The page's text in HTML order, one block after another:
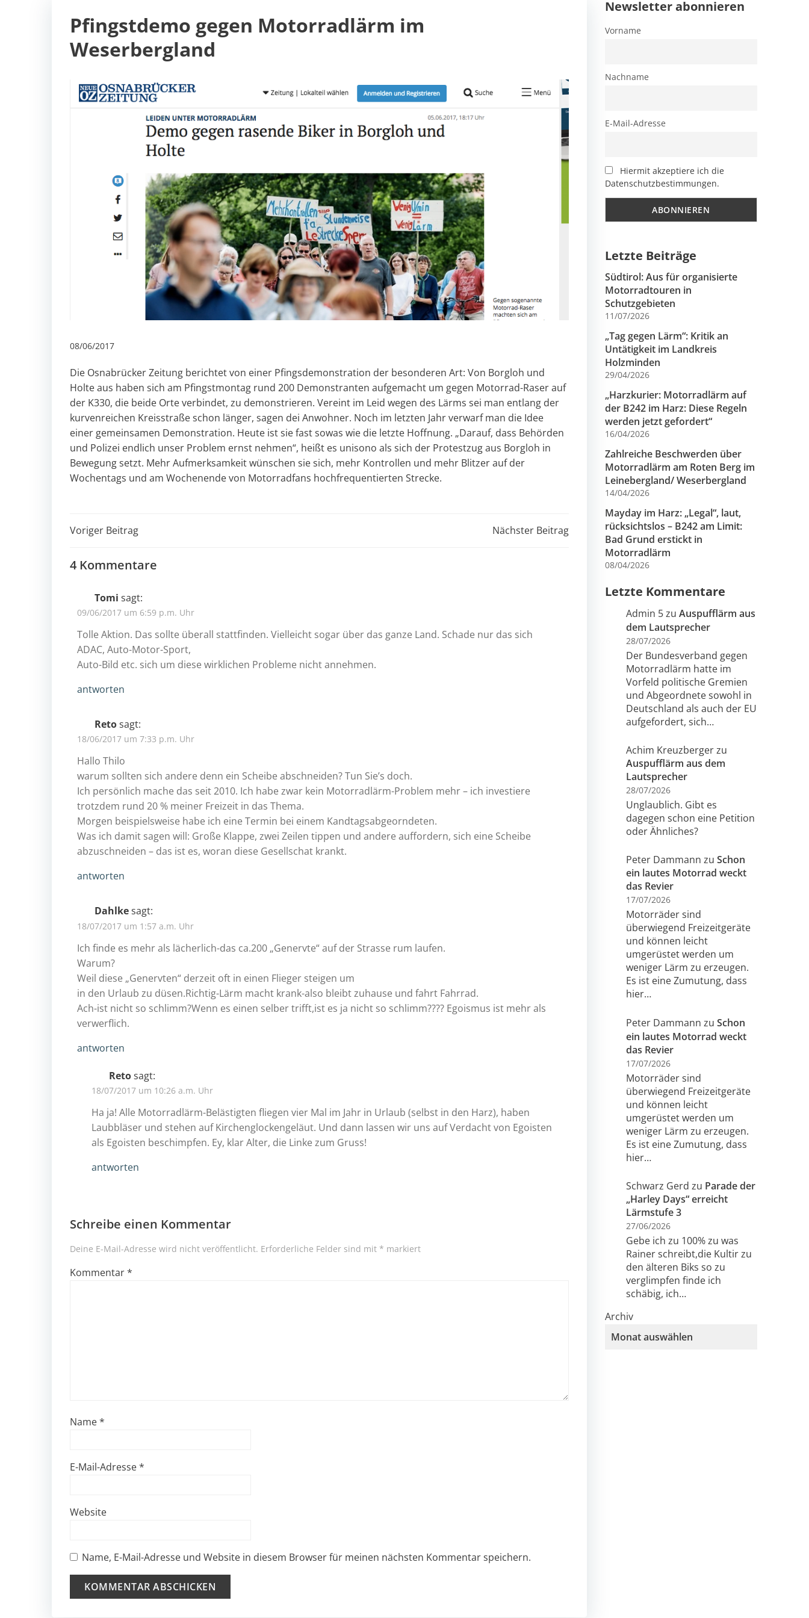
Pfingstdemo gegen Motorradlärm im
Weserbergland
08/06/2017
Die Osnabrücker Zeitung berichtet von einer Pfingsdemonstration der besonderen Art: Von Borgloh und
Holte aus haben sich am Pfingstmontag rund 200 Demonstranten aufgemacht um gegen Motorrad-Raser auf
der K330, die beide Orte verbindet, zu demonstrieren. Vereint im Leid wegen des Lärms sei man entlang der
kurvenreichen Kreisstraße schon länger, sagen dei Anwohner. Noch im letzten Jahr verwarf man die Idee
einer gemeinsamen Demonstration. Heute ist sie fast sowas wie die letzte Hoffnung. „Darauf, dass Behörden
und Polizei endlich unser Problem ernst nehmen“, heißt es unisono als sich der Protestzug aus Borgloh in
Bewegung setzt. Mehr Aufmerksamkeit wünschen sie sich, mehr Kontrollen und mehr Blitzer auf der
Wochentags und am Wochenende von Motorradfans hochfrequentierten Strecke.
Post
navigation
Voriger Beitrag Nächster Beitrag
4 Kommentare
Tomi sagt:
09/06/2017 um 6:59 p.m. Uhr
Tolle Aktion. Das sollte überall stattfinden. Vielleicht sogar über das ganze Land. Schade nur das sich
ADAC, Auto-Motor-Sport,
Auto-Bild etc. sich um diese wirklichen Probleme nicht annehmen.
antworten
Retosagt:
18/06/2017 um 7:33 p.m. Uhr
Hallo Thilo
warum sollten sich andere denn ein Scheibe abschneiden? Tun Sie’s doch.
Ich persönlich mache das seit 2010. Ich habe zwar kein Motorradlärm-Problem mehr – ich investiere
trotzdem rund 20 % meiner Freizeit in das Thema.
Morgen beispielsweise habe ich eine Termin bei einem Kandtagsabgeorndeten.
Was ich damit sagen will: Große Klappe, zwei Zeilen tippen und andere auffordern, sich eine Scheibe
abzuschneiden – das ist es, woran diese Gesellschat krankt.
antworten
Dahlkesagt:
18/07/2017 um 1:57 a.m. Uhr
Ich finde es mehr als lächerlich-das ca.200 „Genervte“ auf der Strasse rum laufen.
Warum?
Weil diese „Genervten“ derzeit oft in einen Flieger steigen um
in den Urlaub zu düsen.Richtig-Lärm macht krank-also bleibt zuhause und fahrt Fahrrad.
Ach-ist nicht so schlimm?Wenn es einen selber trifft,ist es ja nicht so schlimm???? Egoismus ist mehr als
verwerflich.
antworten
Retosagt:
18/07/2017 um 10:26 a.m. Uhr
Ha ja! Alle Motorradlärm-Belästigten fliegen vier Mal im Jahr in Urlaub (selbst in den Harz), haben
Laubbläser und stehen auf Kirchenglockengeläut. Und dann lassen wir uns auf Verdacht von Egoisten
als Egoisten beschimpfen. Ey, klar Alter, die Linke zum Gruss!
antworten
Schreibe einen Kommentar
Deine E-Mail-Adresse wird nicht veröffentlicht. Erforderliche Felder sind mit * markiert
Kommentar*
Name*
E-Mail-Adresse*
Website
Name, E-Mail-Adresse und Website in diesem Browser für meinen nächsten Kommentar speichern.
Newsletter abonnieren
Vorname
Nachname
E-Mail-Adresse
Hiermit akzeptiere ich die
Datenschutzbestimmungen.
Letzte Beiträge
Südtirol: Aus für organisierte
Motorradtouren in
Schutzgebieten
11/07/2026
„Tag gegen Lärm“: Kritik an
Untätigkeit im Landkreis
Holzminden
29/04/2026
„Harzkurier: Motorradlärm auf
der B242 im Harz: Diese Regeln
werden jetzt gefordert“
16/04/2026
Zahlreiche Beschwerden über
Motorradlärm am Roten Berg im
Leinebergland/ Weserbergland
14/04/2026
Mayday im Harz: „Legal“, laut,
rücksichtslos – B242 am Limit:
Bad Grund erstickt in
Motorradlärm
08/04/2026
Letzte Kommentare
Admin 5zu Auspufflärm aus
dem Lautsprecher
28/07/2026
Der Bundesverband gegen
Motorradlärm hatte im
Vorfeld politische Gremien
und Abgeordnete sowohl in
Deutschland als auch der EU
aufgefordert, sich…
Achim Kreuzbergerzu
Auspufflärm aus dem
Lautsprecher
28/07/2026
Unglaublich. Gibt es
dagegen schon eine Petition
oder Ähnliches?
Peter Dammann zu Schon
ein lautes Motorrad weckt
das Revier
17/07/2026
Motorräder sind
überwiegend Freizeitgeräte
und können leicht
umgerüstet werden um
weniger Lärm zu erzeugen.
Es ist eine Zumutung, dass
hier…
Peter Dammann zu Schon
ein lautes Motorrad weckt
das Revier
17/07/2026
Motorräder sind
überwiegend Freizeitgeräte
und können leicht
umgerüstet werden um
weniger Lärm zu erzeugen.
Es ist eine Zumutung, dass
hier…
Schwarz Gerd zu Parade der
„Harley Days“ erreicht
Lärmstufe 3
27/06/2026
Gebe ich zu 100% zu was
Rainer schreibt,die Kultir zu
den älteren Biks so zu
verglimpfen finde ich
schäbig, ich…
Archiv